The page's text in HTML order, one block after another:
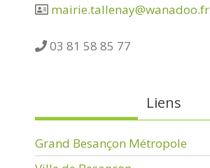
mairie.tallenay@wanadoo.fr
03 81 58 85 77
Liens
Grand Besançon Métropole